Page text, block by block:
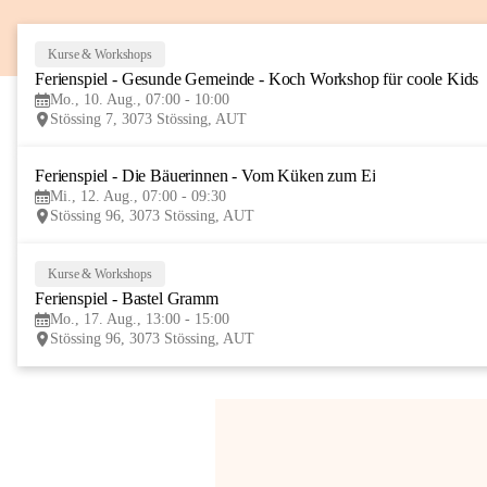
Kurse & Workshops
Ferienspiel - Gesunde Gemeinde - Koch Workshop für coole Kids
Mo., 10. Aug., 07:00 - 10:00
Stössing 7, 3073 Stössing, AUT
Ferienspiel - Die Bäuerinnen - Vom Küken zum Ei
Mi., 12. Aug., 07:00 - 09:30
Stössing 96, 3073 Stössing, AUT
Kurse & Workshops
Ferienspiel - Bastel Gramm
Mo., 17. Aug., 13:00 - 15:00
Stössing 96, 3073 Stössing, AUT